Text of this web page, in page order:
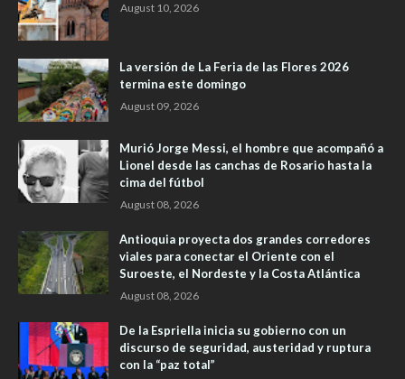
August 10, 2026
La versión de La Feria de las Flores 2026
termina este domingo
August 09, 2026
Murió Jorge Messi, el hombre que acompañó a
Lionel desde las canchas de Rosario hasta la
cima del fútbol
August 08, 2026
Antioquia proyecta dos grandes corredores
viales para conectar el Oriente con el
Suroeste, el Nordeste y la Costa Atlántica
August 08, 2026
De la Espriella inicia su gobierno con un
discurso de seguridad, austeridad y ruptura
con la “paz total”